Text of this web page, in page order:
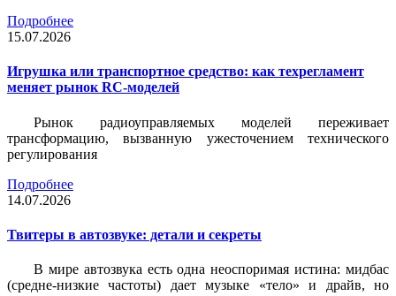
Подробнее
15.07.2026
Игрушка или транспортное средство: как техрегламент
меняет рынок RC-моделей
Рынок радиоуправляемых моделей переживает
трансформацию, вызванную ужесточением технического
регулирования
Подробнее
14.07.2026
Твитеры в автозвуке: детали и секреты
В мире автозвука есть одна неоспоримая истина: мидбас
(средне-низкие частоты) дает музыке «тело» и драйв, но